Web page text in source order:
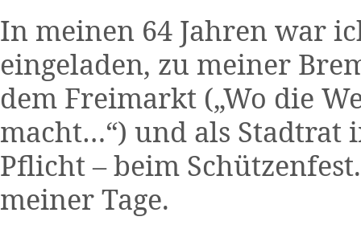
In meinen 64 Jahren war
eingeladen, zu meiner
dem Freimarkt („Wo die
macht…“) und als Stadtrat
Pflicht – beim
meiner Tage.